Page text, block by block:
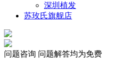
深圳植发
苏玫氏旗舰店
问题咨询 问题解答均为免费